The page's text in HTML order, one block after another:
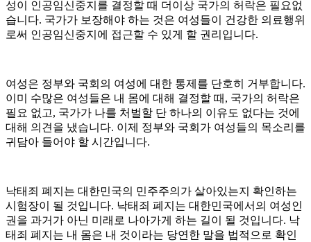
성이 인공임신중지를 결정할 때 더이상 국가의 허락은 필요없
습니다. 국가가 보장해야 하는 것은 여성들이 건강한 의료행위
로써 인공임신중지에 접근할 수 있게 할 권리입니다.
여성은 정부와 국회의 여성에 대한 통제를 단호히 거부합니다.
이미 수많은 여성들은 내 몸에 대해 결정할 때 , 국가의 허락은
필요 없고, 국가가 나를 처벌할 단 하나의 이유도 없다는 것에
대해 의견을 냈습니다. 이제 정부와 국회가 여성들의 목소리를
귀담아 들어야 할 시간입니다.
낙태죄 폐지는 대한민국의 민주주의가 살아있는지 확인하는
시험장이 될 것입니다. 낙태죄 폐지는 대한민국에서의 여성인
권을 과거가 아닌 미래로 나아가게 하는 길이 될 것입니다. 낙
태죄 폐지는 내 몸은 내 것이라는 당연한 말을 법적으로 확인